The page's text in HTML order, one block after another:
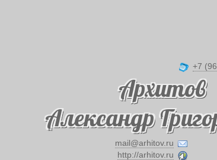
+7
Архитов
Александр
mail@arhitov.ru
http://arhitov.ru